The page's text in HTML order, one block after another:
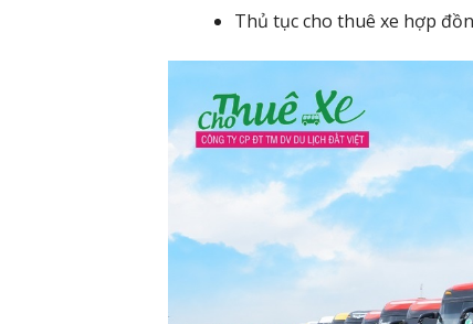
Thủ tục cho thuê xe hợp